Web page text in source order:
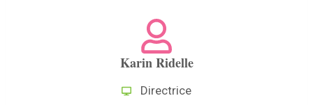
Karin Ridelle
Directrice